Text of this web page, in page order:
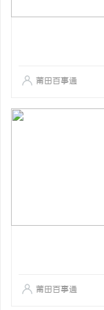
莆田百事通
莆田百事通